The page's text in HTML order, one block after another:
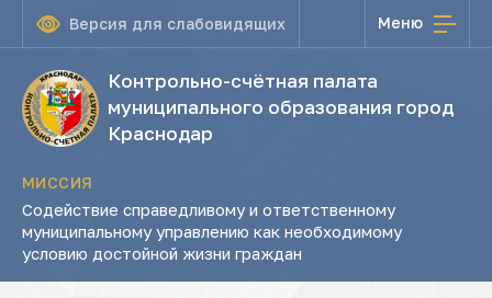
Версия для слабовидящих Меню
Контрольно-счётная палата
муниципального образования город
Краснодар
МИССИЯ
Содействие справедливому и ответственному
муниципальному управлению как необходимому
условию достойной жизни граждан